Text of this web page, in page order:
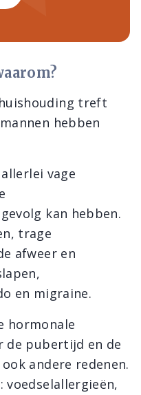
treft
hebben
vage
kan hebben.
trage
afweer en
en migraine.
hormonale
de pubertijd en de
andere redenen.
voedselallergieën,